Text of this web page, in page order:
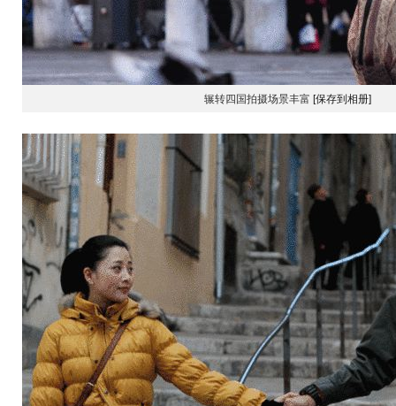
辗转四国拍摄场景丰富 [保存到相册]